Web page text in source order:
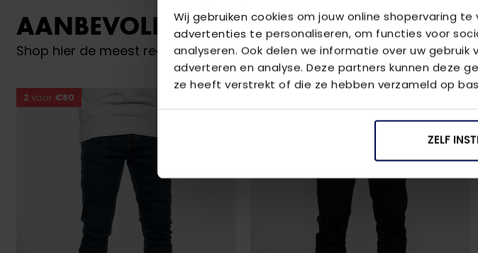
Wij gebruiken cookies om jouw online shopervaring
advertenties te personaliseren, om functies voor
analyseren. Ook delen we informatie over uw
adverteren en analyse. Deze partners kunnen deze
ze heeft verstrekt of die ze hebben verzameld op
ZELF
AANBEVOLEN VOOR JOU
Shop hier de meest recente jeans van Bram Paris
2 voor €80